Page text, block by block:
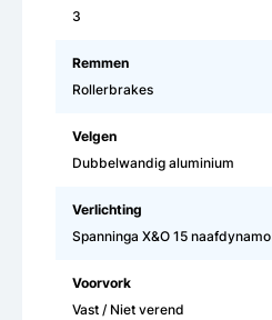
3
Remmen
Rollerbrakes
Velgen
Dubbelwandig aluminium
Verlichting
Spanninga X&O 15 naafdynamo
Voorvork
Vast / Niet verend